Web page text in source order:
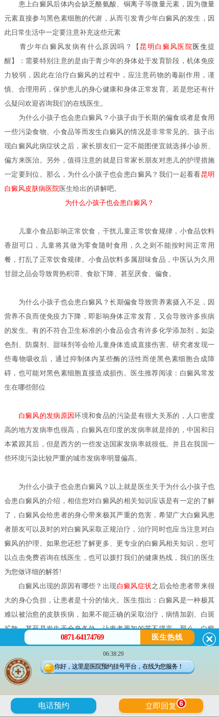
患上白癜风后体内会缺乏酪氨酸、铜离子等微量元素，因为微量
元素直接参与黑色素细胞的代谢，从而引发青少年白癜风的发生，因
此日常生活中一定要注意补充这些元素
青少年白癜风发病有什么原因吗？
【 昆明白癜风医院 医生提
醒】：需要特别注意的是由于青少年的身体处于发育阶段，机体免疫
力较弱，因此在治疗白癜风的过程中，应注意药物的毒副作用，谨
慎、合理用药，保护患儿的身心健康和身体正常发育。若是您还有什
么疑问欢迎咨询我们的在线医生。
为什么小孩子也会患白癜风？小孩子由于长期的偏食或者是食用
一些污染食物、小食品等而发生白癜风的情况是非常常见的。孩子出
现白癜风此病症状之后，家长朋友们一定不能图便宜就选择小诊所、
偏方来医治。另外，值得注意的就是日常家长朋友对患儿的护理措施
一定要到位。那么，为什么小孩子也会患白癜风？我们一起看看昆明
白癜风皮肤病医院 医生给出的讲解吧。
为什么小孩子也会患白癜风？
儿童小食品影响正常饮食，干扰儿童正常饮食规律，小食品饮料
香甜可口，儿童将其做为零食随时食用，久之则不能按时间正常用
餐，打乱了正常饮食规律。小食品饮料多属甜味食品，中医认为久用
甘甜之品会导致胃热积滞、食欲下降、甚至厌食、偏食。
为什么小孩子也会患白癜风？长期偏食导致营养素摄入不足，因
营养不良而使免疫力下降，即影响身体正常发育，又会导致许多疾病
的发生。有的不符合卫生标准的小食品会含有许多化学添加剂，如染
色剂、防腐剂、甜味剂等会给儿童身体造成直接伤害。研究者发现一
些毒物吸收后，通过抑制体内某些酶的活性而使黑色素细胞合成障
碍，也可能对黑色素细胞直接造成损伤。医生推荐阅读：白癜风常发
生在哪些部位
白癜风的发病原因环境和食品的污染是有很大关系的，人口密度
高的地方发病率也很高，白癜风在印度的发病率就是排的，中国和日
本紧跟其后，但是西方的一些发达国家发病率就很低。并且在我国一
些环境污染比较严重的城市发病率明显偏高。
为什么小孩子也会患白癜风？ 以上就是医生关于为什么小孩子也
会患白癜风的介绍，相信您对白癜风的相关知识应该是有一定的了解
了，白癜风会给患者的身心带来极其严重的危害，希望广大白癜风患
者朋友可以及时的对白癜风采取正规治疗，治疗同时也应当注意对白
癜风的护理。如果您还想了解更多、更专业的白癜风相关知识，您可
以点击免费咨询在线医生，也可以拨打我们的健康热线，我们的医生
为您做详细的解答!
白癜风出现的原因有哪些？ 出现白癜风症状之后会给患者带来很
大的身心负担，让患者是十分的恼火。医生指出：白癜风是一种极其
难以被治愈的皮肤疾病，如果不能正确的采取治疗，病情加剧、白斑
扩散，甚至是发生于全身各处，让患者更加的苦不堪言。那么，白癜
风出现的原因有哪些？
白癜风出现的原因有哪些？
1、黑色素细胞自毁因素：酪氨酸、铜离子相对缺乏因素说黑色素
的产生过程是一个复杂的生物化学过程。而多巴既是黑色素又是肾上
腺素的前身，均来源于酪氨酸，经酪氨酸氧化而成。当精神紧张时会
0871-64174769 医生热线
06:38:29
你好，这里是医院预约挂号平台，在线为您服务！
电话预约 立即回复 6